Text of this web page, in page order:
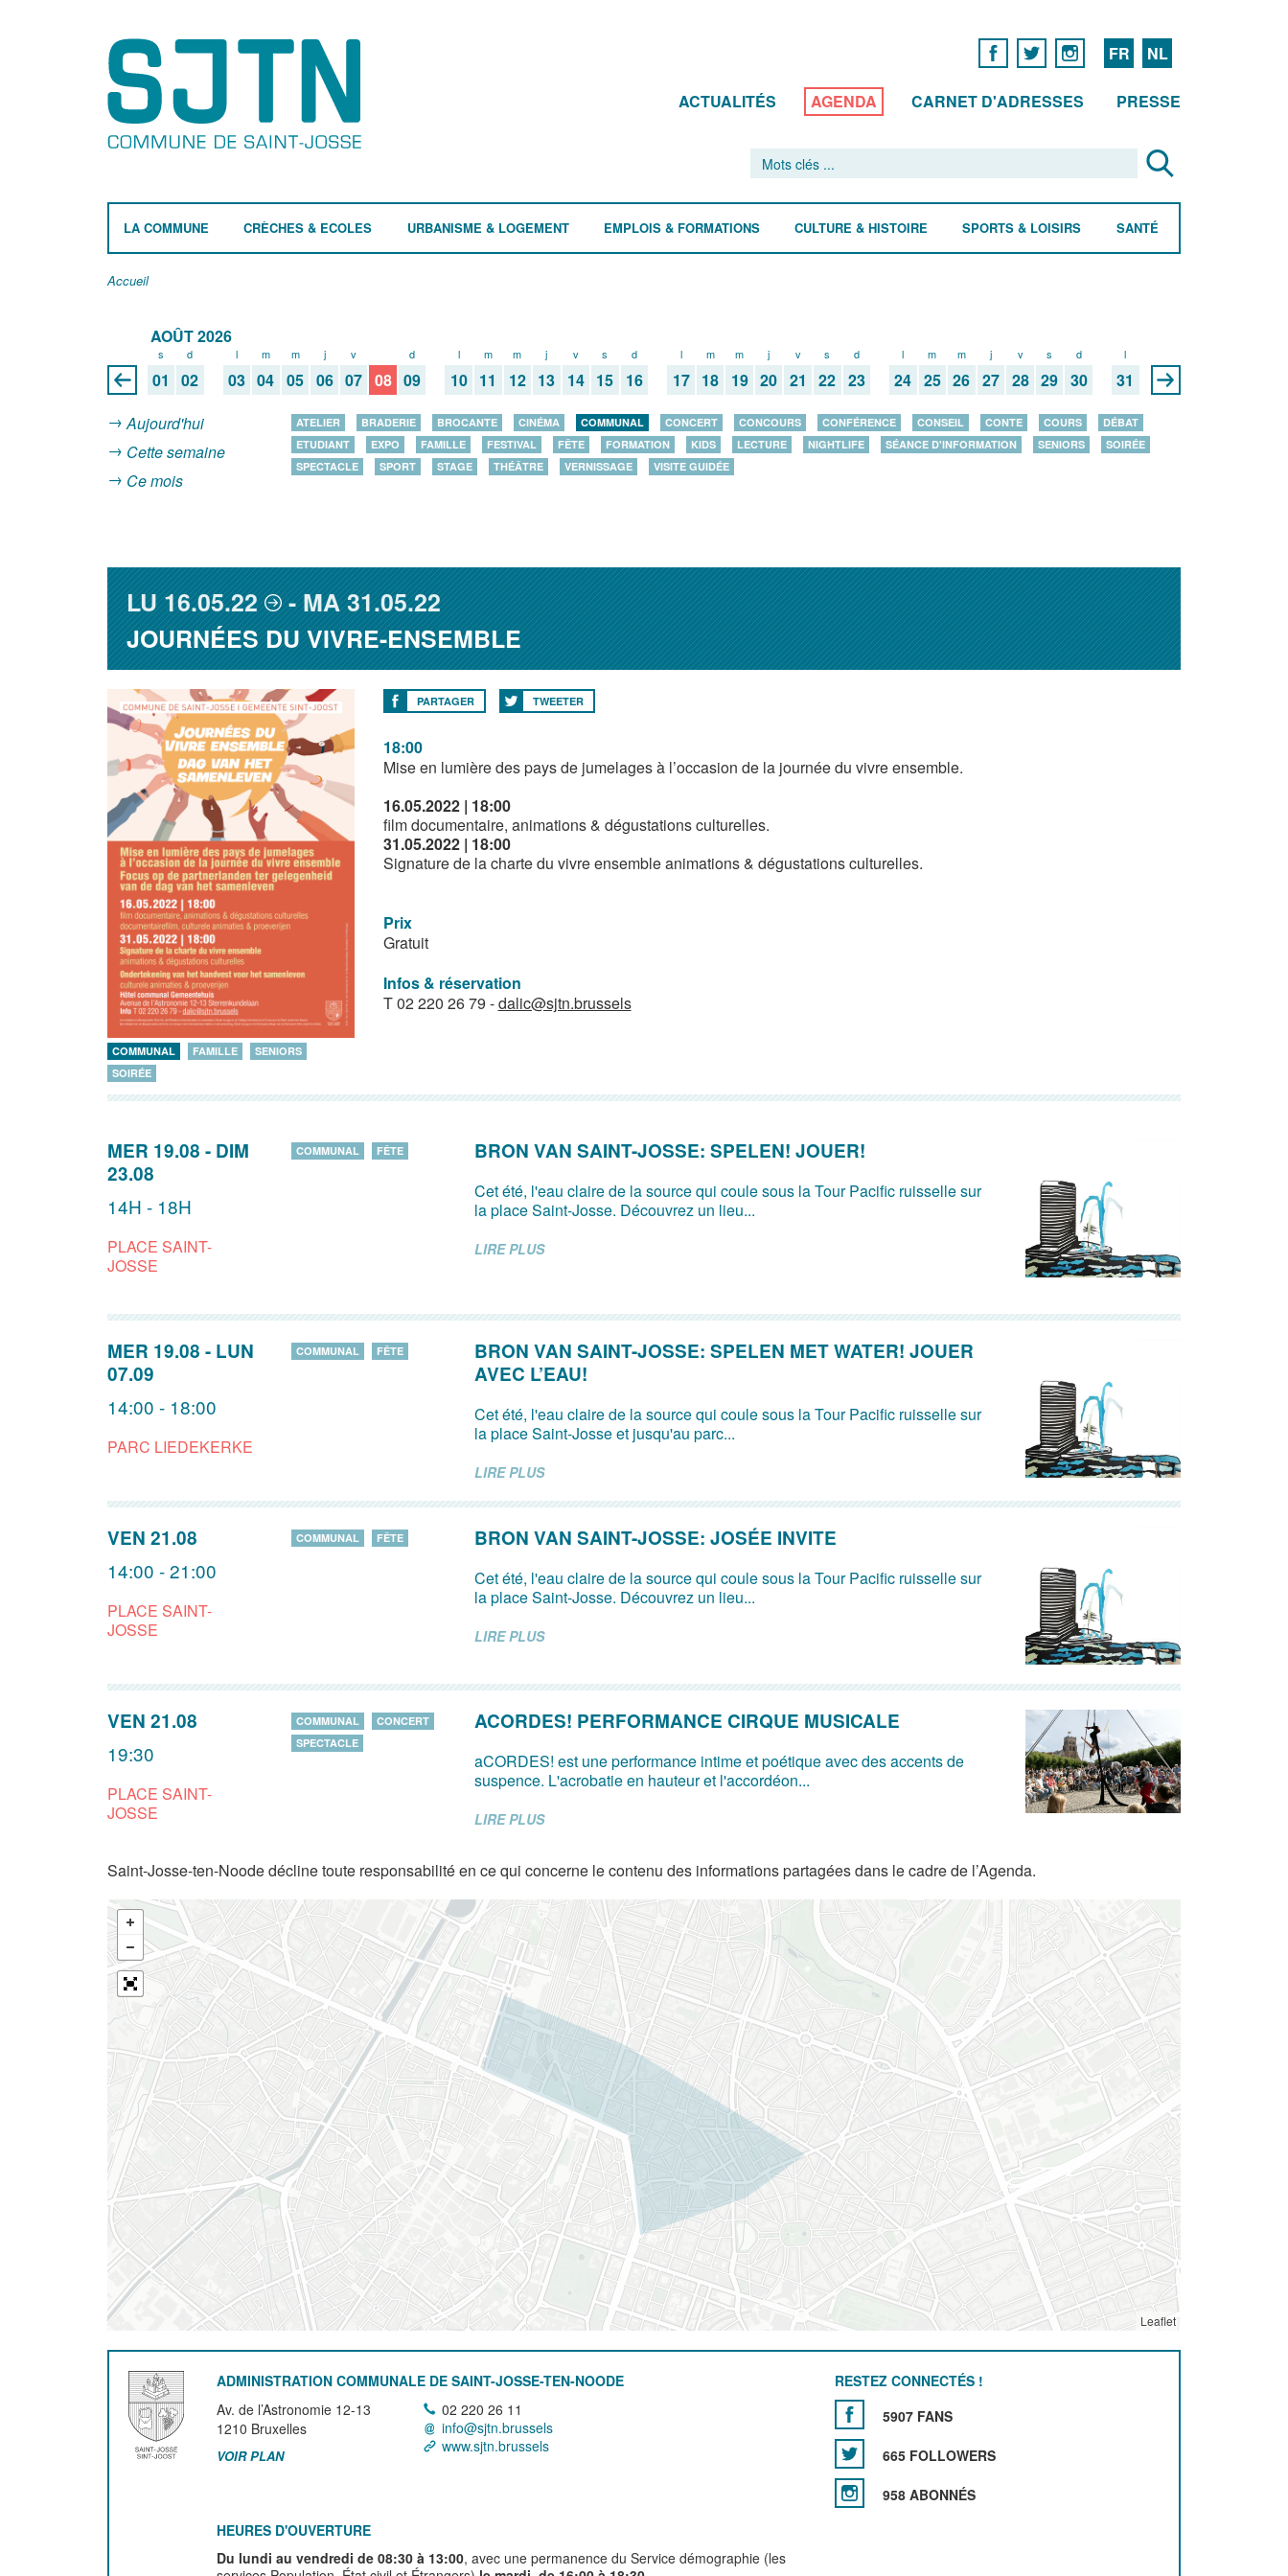
FR NL
ACTUALITÉS AGENDA CARNET D'ADRESSES PRESSE
LA COMMUNE CRÈCHES & ECOLES URBANISME & LOGEMENT EMPLOIS & FORMATIONS CULTURE & HISTOIRE SPORTS & LOISIRS SANTÉ
Accueil
AOÛT 2026
s
01
d
02
l
03
m
04
m
05
j
06
v
07 08
d
09
l
10
m
11
m
12
j
13
v
14
s
15
d
16
l
17
m
18
m
19
j
20
v
21
s
22
d
23
l
24
m
25
m
26
j
27
v
28
s
29
d
30
l
31
Aujourd'hui
Cette semaine
Ce mois
ATELIER BRADERIE BROCANTE CINÉMA COMMUNAL CONCERT CONCOURS CONFÉRENCE CONSEIL CONTE COURS
DÉBAT
ETUDIANT
EXPO FAMILLE FESTIVAL FÊTE FORMATION KIDS LECTURE NIGHTLIFE SÉANCE D'INFORMATION SENIORS
SOIRÉE
SPECTACLE
SPORT STAGE THÉÂTRE VERNISSAGE VISITE GUIDÉE
LU16.05.22 MA31.05.22
JOURNÉES DU VIVRE-ENSEMBLE
COMMUNAL FAMILLE
SENIORS
SOIRÉE
PARTAGER TWEETER
18:00
Mise en lumière des pays de jumelages à l’occasion de la journée du vivre ensemble.
16.05.2022 | 18:00
film documentaire, animations & dégustations culturelles.
31.05.2022 | 18:00
Signature de la charte du vivre ensemble animations & dégustations culturelles.
Prix
Gratuit
Infos & réservation
T 02 220 26 79 -dalic@sjtn.brussels
MER 19.08 - DIM
23.08
14H - 18H
PLACE SAINT-
JOSSE
COMMUNAL FÊTE BRON VAN SAINT-JOSSE: SPELEN! JOUER!
Cet été, l'eau claire de la source qui coule sous la Tour Pacific ruisselle sur
la place Saint-Josse. Découvrez un lieu...
LIRE PLUS
MER 19.08 - LUN
07.09
14:00 - 18:00
PARC LIEDEKERKE
COMMUNAL FÊTE
BRON VAN SAINT-JOSSE: SPELEN MET WATER! JOUER
AVEC L’EAU!
Cet été, l'eau claire de la source qui coule sous la Tour Pacific ruisselle sur
la place Saint-Josse et jusqu'au parc...
LIRE PLUS
VEN 21.08
14:00 - 21:00
PLACE SAINT-
JOSSE
COMMUNAL FÊTE BRON VAN SAINT-JOSSE: JOSÉE INVITE
Cet été, l'eau claire de la source qui coule sous la Tour Pacific ruisselle sur
la place Saint-Josse. Découvrez un lieu...
LIRE PLUS
VEN 21.08
19:30
PLACE SAINT-
JOSSE
COMMUNAL
CONCERT
SPECTACLE
ACORDES! PERFORMANCE CIRQUE MUSICALE
aCORDES! est une performance intime et poétique avec des accents de
suspence. L'acrobatie en hauteur et l'accordéon...
LIRE PLUS
Saint-Josse-ten-Noode décline toute responsabilité en ce qui concerne le contenu des informations partagées dans le cadre de l’Agenda.
Leaflet
ADMINISTRATION COMMUNALE DE SAINT-JOSSE-TEN-NOODE
Av. de l’Astronomie 12-13
1210 Bruxelles
VOIR PLAN
02 220 26 11
info@sjtn.brussels
www.sjtn.brussels
HEURES D'OUVERTURE
Du lundi au vendredi de 08:30 à 13:00, avec une permanence du Service démographie (les
RESTEZ CONNECTÉS !
5907 FANS
665 FOLLOWERS
958 ABONNÉS